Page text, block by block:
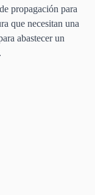
propagación para
que necesitan una
abastecer un